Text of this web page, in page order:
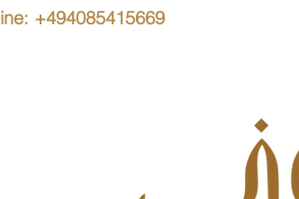
+494085415669